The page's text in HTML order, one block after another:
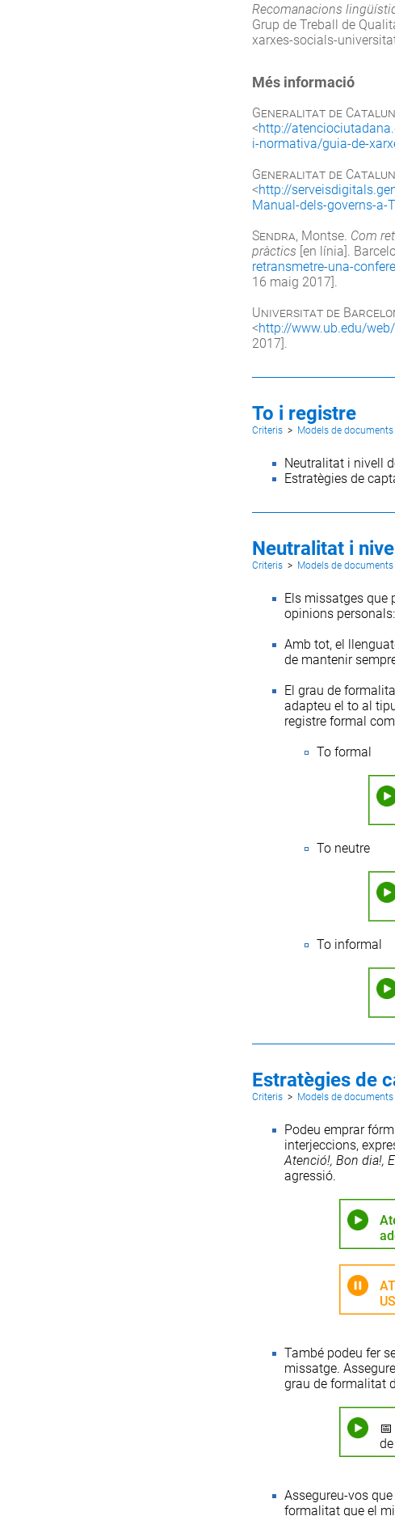
Recomanacions
Grup de Treball de
xarxes-socials-
Més informació
Generalitat de
<http://
i-normativa/guia-de-
Generalitat de
<http://
Manual-dels-governs-a-
Sendra, Montse. Com
pràctics [en línia].
retransmetre-una-
16 maig 2017].
Universitat de
<http://www.ub.edu/
2017].
To i registre
Criteris > Models de documents
Neutralitat i nivell
Estratègies de
Neutralitat i
Criteris > Models de documents
Els missatges que
opinions
Amb tot, el
de mantenir
El grau de
adapteu el to al
registre formal
To formal
To neutre
To informal
Estratègies de
Criteris > Models de documents
Podeu emprar
interjeccions,
Atenció!, Bon dia!,
agressió.
També podeu fer
missatge.
grau de formalitat
Assegureu-vos
formalitat que el